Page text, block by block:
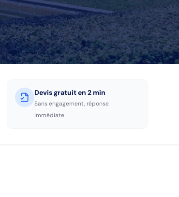
Devis gratuit en 2 min
Sans engagement, réponse
immédiate